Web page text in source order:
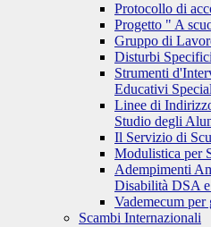
Protocollo di
Progetto " A
Gruppo di
Disturbi
Strumenti
Educativi
Linee di
Studio degli
Il Servizio di
Modulistica per
Adempimenti
Disabilità DSA
Vademecum
Scambi Internazionali